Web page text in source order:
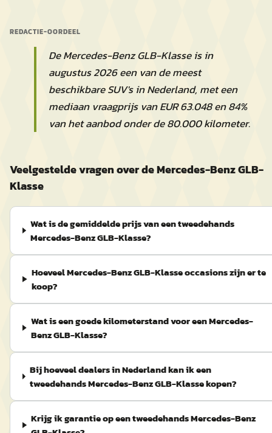
REDACTIE-OORDEEL
De Mercedes-Benz GLB-Klasse is in
augustus 2026 een van de meest
beschikbare SUV's in Nederland, met een
mediaan vraagprijs van EUR 63.048 en 84%
van het aanbod onder de 80.000 kilometer.
Veelgestelde vragen over de Mercedes-Benz GLB-
Klasse
Wat is de gemiddelde prijs van een tweedehands
Mercedes-Benz GLB-Klasse?
Hoeveel Mercedes-Benz GLB-Klasse occasions zijn er te
koop?
Wat is een goede kilometerstand voor een Mercedes-
Benz GLB-Klasse?
Bij hoeveel dealers in Nederland kan ik een
tweedehands Mercedes-Benz GLB-Klasse kopen?
Krijg ik garantie op een tweedehands Mercedes-Benz